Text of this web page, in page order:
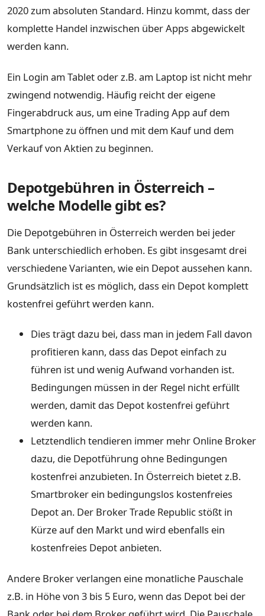
2020 zum absoluten Standard. Hinzu kommt, dass der
komplette Handel inzwischen über Apps abgewickelt
werden kann.
Ein Login am Tablet oder z.B. am Laptop ist nicht mehr
zwingend notwendig. Häufig reicht der eigene
Fingerabdruck aus, um eine Trading App auf dem
Smartphone zu öffnen und mit dem Kauf und dem
Verkauf von Aktien zu beginnen.
Depotgebühren in Österreich –
welche Modelle gibt es?
Die Depotgebühren in Österreich werden bei jeder
Bank unterschiedlich erhoben. Es gibt insgesamt drei
verschiedene Varianten, wie ein Depot aussehen kann.
Grundsätzlich ist es möglich, dass ein Depot komplett
kostenfrei geführt werden kann.
Dies trägt dazu bei, dass man in jedem Fall davon
profitieren kann, dass das Depot einfach zu
führen ist und wenig Aufwand vorhanden ist.
Bedingungen müssen in der Regel nicht erfüllt
werden, damit das Depot kostenfrei geführt
werden kann.
Letztendlich tendieren immer mehr Online Broker
dazu, die Depotführung ohne Bedingungen
kostenfrei anzubieten. In Österreich bietet z.B.
Smartbroker ein bedingungslos kostenfreies
Depot an. Der Broker Trade Republic stößt in
Kürze auf den Markt und wird ebenfalls ein
kostenfreies Depot anbieten.
Andere Broker verlangen eine monatliche Pauschale
z.B. in Höhe von 3 bis 5 Euro, wenn das Depot bei der